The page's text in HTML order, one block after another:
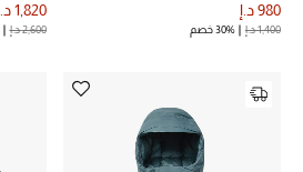
مجوهرات فاخرة للأطفال
980 د.إ
1,400 د.إ 30% خصم
1,820 د.إ
2,600 د.إ